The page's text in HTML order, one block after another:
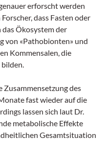
erforscht werden
dass Fasten oder
Ökosystem der
von «Pathobionten» und
Kommensalen, die
des
fast wieder auf die
lassen sich laut Dr.
meta­bolische Effekte
Gesamtsituation